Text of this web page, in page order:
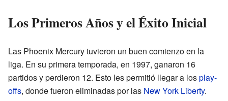
Los Primeros Años y el Éxito Inicial
Las Phoenix Mercury tuvieron un buen comienzo en la
liga. En su primera temporada, en 1997, ganaron 16
partidos y perdieron 12. Esto les permitió llegar a losplay-
offs, donde fueron eliminadas por las New York Liberty.